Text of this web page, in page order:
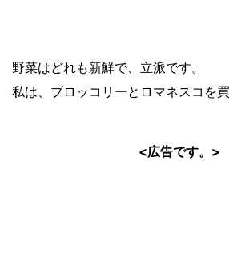
野菜はどれも新鮮で、立派です。
私は、ブロッコリーとロマネスコを買
<広告です。>